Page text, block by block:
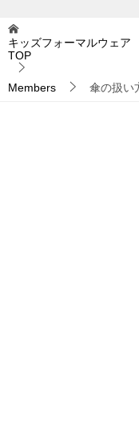
キッズフォーマルウェア
TOP
Members 傘の扱い